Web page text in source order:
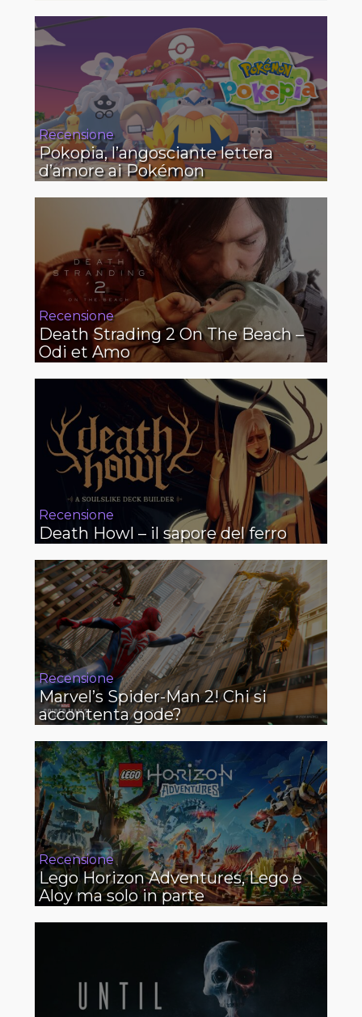
Recensione
Pokopia, l’angosciante lettera
d’amore ai Pokémon
Recensione
Death Strading 2 On The Beach –
Odi et Amo
Recensione
Death Howl – il sapore del ferro
Recensione
Marvel’s Spider-Man 2! Chi si
accontenta gode?
Recensione
Lego Horizon Adventures, Lego e
Aloy ma solo in parte